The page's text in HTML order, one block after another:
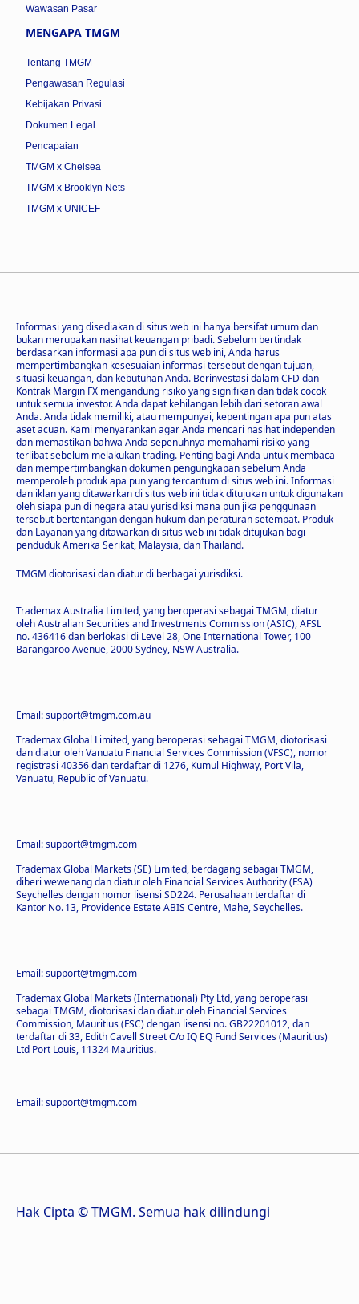
Wawasan Pasar
MENGAPA TMGM
Tentang TMGM
Pengawasan Regulasi
Kebijakan Privasi
Dokumen Legal
Pencapaian
TMGM x Chelsea
TMGM x Brooklyn Nets
TMGM x UNICEF
Informasi yang disediakan di situs web ini hanya bersifat umum dan
bukan merupakan nasihat keuangan pribadi. Sebelum bertindak
berdasarkan informasi apa pun di situs web ini, Anda harus
mempertimbangkan kesesuaian informasi tersebut dengan tujuan,
situasi keuangan, dan kebutuhan Anda. Berinvestasi dalam CFD dan
Kontrak Margin FX mengandung risiko yang signifikan dan tidak cocok
untuk semua investor. Anda dapat kehilangan lebih dari setoran awal
Anda. Anda tidak memiliki, atau mempunyai, kepentingan apa pun atas
aset acuan. Kami menyarankan agar Anda mencari nasihat independen
dan memastikan bahwa Anda sepenuhnya memahami risiko yang
terlibat sebelum melakukan trading. Penting bagi Anda untuk membaca
dan mempertimbangkan dokumen pengungkapan sebelum Anda
memperoleh produk apa pun yang tercantum di situs web ini. Informasi
dan iklan yang ditawarkan di situs web ini tidak ditujukan untuk digunakan
oleh siapa pun di negara atau yurisdiksi mana pun jika penggunaan
tersebut bertentangan dengan hukum dan peraturan setempat. Produk
dan Layanan yang ditawarkan di situs web ini tidak ditujukan bagi
penduduk Amerika Serikat, Malaysia, dan Thailand.
TMGM diotorisasi dan diatur di berbagai yurisdiksi.
Trademax Australia Limited, yang beroperasi sebagai TMGM, diatur
oleh Australian Securities and Investments Commission (ASIC), AFSL
no. 436416 dan berlokasi di Level 28, One International Tower, 100
Barangaroo Avenue, 2000 Sydney, NSW Australia.
Email: support@tmgm.com.au
Trademax Global Limited, yang beroperasi sebagai TMGM, diotorisasi
dan diatur oleh Vanuatu Financial Services Commission (VFSC), nomor
registrasi 40356 dan terdaftar di 1276, Kumul Highway, Port Vila,
Vanuatu, Republic of Vanuatu.
Email: support@tmgm.com
Trademax Global Markets (SE) Limited, berdagang sebagai TMGM,
diberi wewenang dan diatur oleh Financial Services Authority (FSA)
Seychelles dengan nomor lisensi SD224. Perusahaan terdaftar di
Kantor No. 13, Providence Estate ABIS Centre, Mahe, Seychelles.
Email: support@tmgm.com
Trademax Global Markets (International) Pty Ltd, yang beroperasi
sebagai TMGM, diotorisasi dan diatur oleh Financial Services
Commission, Mauritius (FSC) dengan lisensi no. GB22201012, dan
terdaftar di 33, Edith Cavell Street C/o IQ EQ Fund Services (Mauritius)
Ltd Port Louis, 11324 Mauritius.
Email: support@tmgm.com
Hak Cipta © TMGM. Semua hak dilindungi